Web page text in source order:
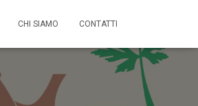
CHI SIAMO CONTATTI